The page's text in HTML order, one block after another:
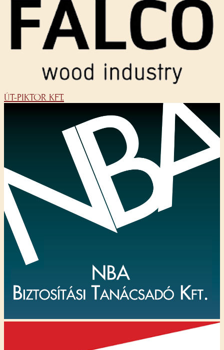
ÚT-PIKTOR KFT.